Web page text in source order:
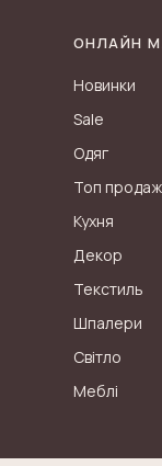
ОНЛАЙН
Новинки
Sale
Одяг
Топ
Кухня
Декор
Текстиль
Шпалери
Світло
Меблі